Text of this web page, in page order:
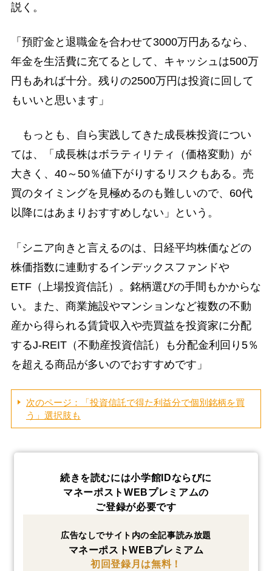
説く。
「預貯金と退職金を合わせて3000万円あるなら、
年金を生活費に充てるとして、キャッシュは500万
円もあれば十分。残りの2500万円は投資に回して
もいいと思います」
もっとも、自ら実践してきた成長株投資につい
ては、「成長株はボラティリティ（価格変動）が
大きく、40～50％値下がりするリスクもある。売
買のタイミングを見極めるのも難しいので、60代
以降にはあまりおすすめしない」という。
「シニア向きと言えるのは、日経平均株価などの
株価指数に連動するインデックスファンドや
ETF（上場投資信託）。銘柄選びの手間もかからな
い。また、商業施設やマンションなど複数の不動
産から得られる賃貸収入や売買益を投資家に分配
するJ-REIT（不動産投資信託）も分配金利回り5％
を超える商品が多いのでおすすめです」
次のページ：「投資信託で得た利益分で個別銘柄を買
う」選択肢も
続きを読むには小学館IDならびに
マネーポストWEBプレミアムの
ご登録が必要です
広告なしでサイト内の全記事読み放題
マネーポストWEBプレミアム
初回登録月は無料！